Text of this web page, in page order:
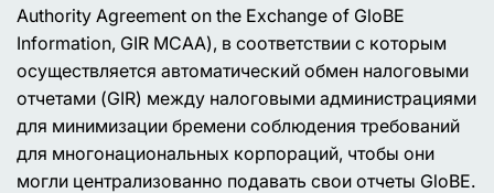
Authority Agreement on the Exchange of GloBE
Information, GIR MCAA), в соответствии с которым
осуществляется автоматический обмен налоговыми
отчетами (GIR) между налоговыми администрациями
для минимизации бремени соблюдения требований
для многонациональных корпораций, чтобы они
могли централизованно подавать свои отчеты GloBE.